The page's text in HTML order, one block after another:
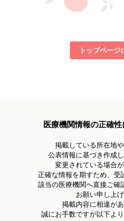
トップページ
医療機関情報の正確
掲載している所在地や
公表情報に基づき作成し
変更されている場合が
正確な情報を期すため、受
該当の医療機関へ直接ご確
お願い申し上げ
掲載内容に相違があ
誠にお手数ですが以下よ